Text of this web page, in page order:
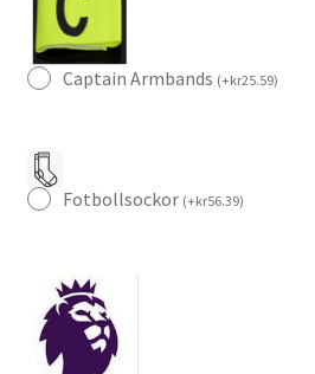
Captain Armbands (+kr25.59)
Fotbollsockor (+kr56.39)